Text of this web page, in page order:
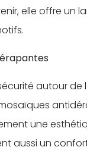
elle offre un
autour de
une
aussi un